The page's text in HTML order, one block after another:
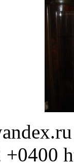
+0400